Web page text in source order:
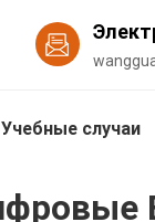
Учебные случаи